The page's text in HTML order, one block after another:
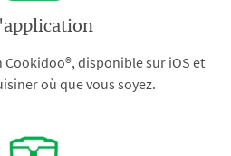
Cookidoo®, disponible sur iOS et
où que vous soyez.